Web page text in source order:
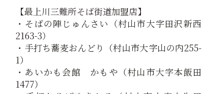
【最上川三難所そば街道加盟店】
・そばの陣じゅんさい（村山市大字田沢新西
2163-3）
・手打ち蕎麦おんどり（村山市大字山の内255-
1）
・あいかも会館 かもや（村山市大字本飯田
1477）